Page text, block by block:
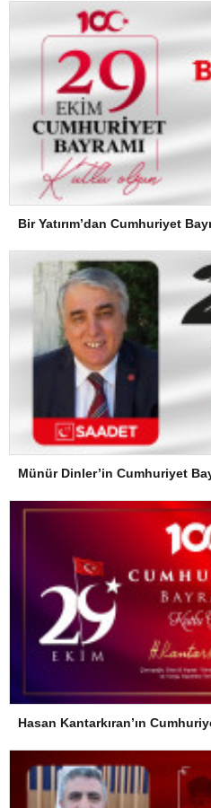
Bir Yatırım’dan Cumhuriyet
Münür Dinler’in Cumhuriyet
Hasan Kantarkıran’ın